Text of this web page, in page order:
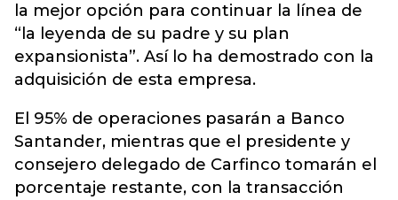
la mejor opción para continuar la línea de
“la leyenda de su padre y su plan
expansionista”. Así lo ha demostrado con la
adquisición de esta empresa.
El 95% de operaciones pasarán a Banco
Santander, mientras que el presidente y
consejero delegado de Carfinco tomarán el
porcentaje restante, con la transacción